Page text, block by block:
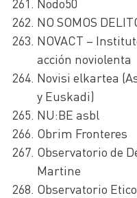
NO SOMOS
NOVACT –
acción noviolenta
Novisi elkartea
y Euskadi)
NU:BE asbl
Obrim Fronteres
Observatorio de
Martine
Observatorio